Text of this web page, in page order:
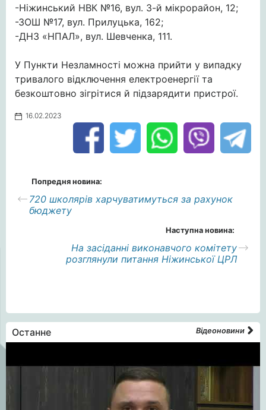
-Ніжинський НВК №16, вул. 3-й мікрорайон, 12;
-ЗОШ №17, вул. Прилуцька, 162;
-ДНЗ «НПАЛ», вул. Шевченка, 111.
У Пункти Незламності можна прийти у випадку
тривалого відключення електроенергії та
безкоштовно зігрітися й підзарядити пристрої.
16.02.2023
Попредня новина:
720 школярів харчуватимуться за рахунок
бюджету
Наступна новина:
На засіданні виконавчого комітету
розглянули питання Ніжинської ЦРЛ
Останне Відеоновини